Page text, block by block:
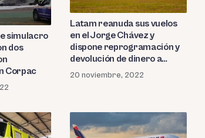
simulacro
dos
Corpac
Latam reanuda sus vuelos
en el Jorge Chávez y
dispone reprogramación y
devolución de dinero a
usuarios afectados
20 noviembre, 2022